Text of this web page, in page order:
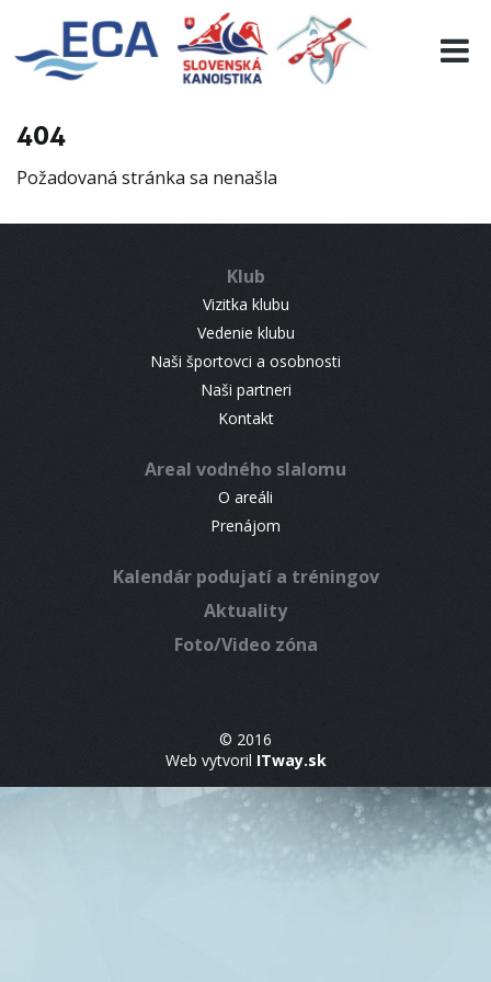
404
Požadovaná stránka sa nenašla
Klub
Vizitka klubu
Vedenie klubu
Naši športovci a osobnosti
Naši partneri
Kontakt
Areal vodného slalomu
O areáli
Prenájom
Kalendár podujatí a tréningov
Aktuality
Foto/Video zóna
© 2016
Web vytvoril ITway.sk
EURO 19
INFO
RESULTS
CONTACT